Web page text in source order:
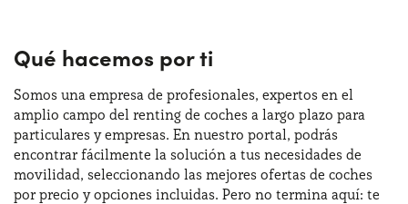
Qué hacemos por ti
Somos una empresa de profesionales, expertos en el
amplio campo del renting de coches a largo plazo para
particulares y empresas. En nuestro portal, podrás
encontrar fácilmente la solución a tus necesidades de
movilidad, seleccionando las mejores ofertas de coches
por precio y opciones incluidas. Pero no termina aquí: te